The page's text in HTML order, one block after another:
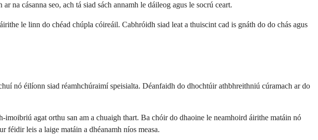
na cásanna seo, ach tá siad sách annamh le dáileog agus le socrú ceart.
le linn do chéad chúpla cóireáil. Cabhróidh siad leat a thuiscint cad is gnáth do do chás agus
nó éilíonn siad réamhchúraimí speisialta. Déanfaidh do dhochtúir athbhreithniú cúramach ar do
agat orthu san am a chuaigh thart. Ba chóir do dhaoine le neamhoird áirithe matáin nó
féidir leis a laige matáin a dhéanamh níos measa.